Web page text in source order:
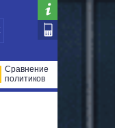
Сравнение
политиков